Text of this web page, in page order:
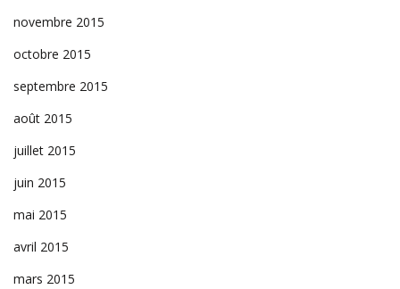
novembre 2015
octobre 2015
septembre 2015
août 2015
juillet 2015
juin 2015
mai 2015
avril 2015
mars 2015